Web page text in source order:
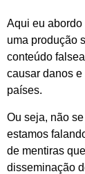
Aqui eu
uma produção
conteúdo
causar danos
países.
Ou seja, não
estamos
de mentiras
disseminação